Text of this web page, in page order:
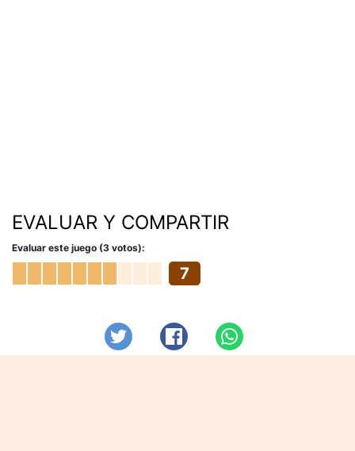
EVALUAR Y COMPARTIR
Evaluar este juego (3 votos):
7